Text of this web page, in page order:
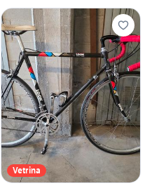
Vetrina